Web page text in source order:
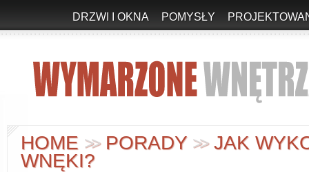
DRZWI I OKNA POMYSŁY
HOME >> PORADY >>JAK
WNĘKI?